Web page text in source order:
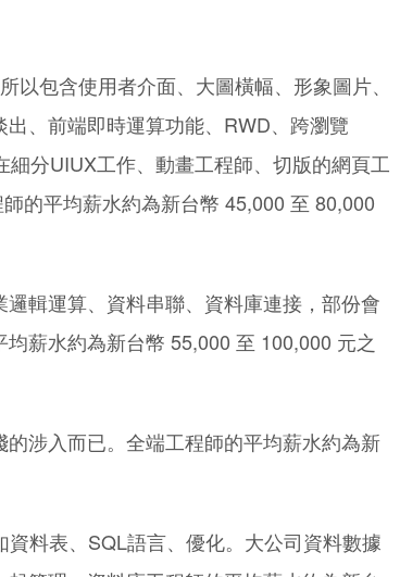
包含使用者介面、大圖橫幅、形象圖片、
、前端即時運算功能、RWD、跨瀏覽
分UIUX工作、動畫工程師、切版的網頁工
的平均薪水約為新台幣 45,000 至 80,000
輯運算、資料串聯、資料庫連接，部份會
薪水約為新台幣 55,000 至 100,000 元之
涉入而已。全端工程師的平均薪水約為新
料表、SQL語言、優化。大公司資料數據